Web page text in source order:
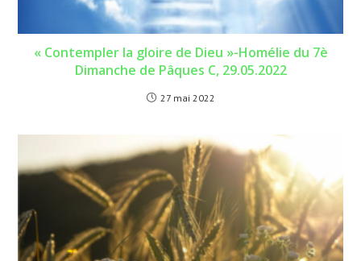
« Contempler la gloire de Dieu »-Homélie du 7è
Dimanche de Pâques C, 29.05.2022
27 mai 2022